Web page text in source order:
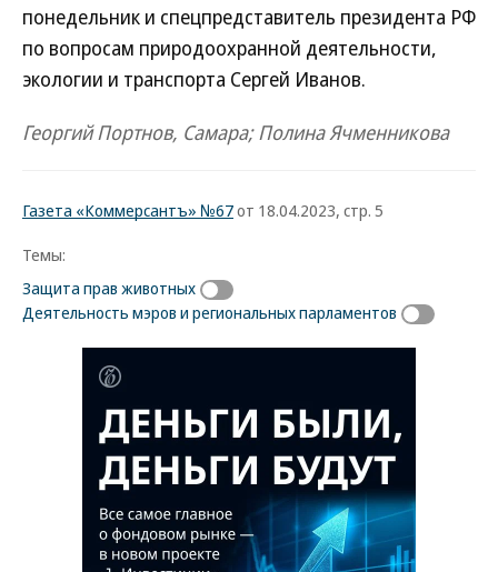
понедельник и спецпредставитель президента РФ
по вопросам природоохранной деятельности,
экологии и транспорта Сергей Иванов.
Георгий Портнов, Самара; Полина Ячменникова
Газета «Коммерсантъ» №67от 18.04.2023, стр. 5
Темы:
Защита прав животных
Деятельность мэров и региональных парламентов